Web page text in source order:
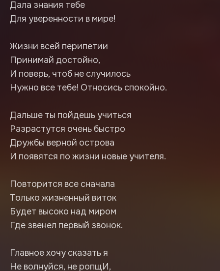
Дала знания тебе
Для уверенности в мире!
Жизни всей перипетии
Принимай достойно,
И поверь, чтоб не случилось
Нужно все тебе! Относись спокойно.
Дальше ты пойдешь учиться
Разрастутся очень быстро
Дружбы верной острова
И появятся по жизни новые учителя.
Повторится все сначала
Только жизненный виток
Будет высоко над миром
Где звенел первый звонок.
Главное хочу сказать я
Не волнуйся, не ропщИ,